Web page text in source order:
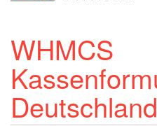
WHMCS
Deutschland